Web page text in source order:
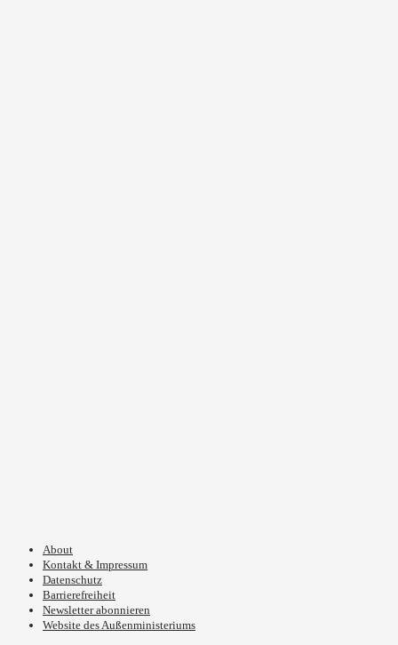
About
Kontakt & Impressum
Datenschutz
Barrierefreiheit
Newsletter abonnieren
Website des Außenministeriums